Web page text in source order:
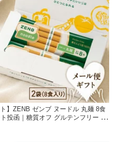
】ZENB ゼンブ ヌードル 丸麺 8食
投函｜糖質オフ グルテンフリー 小
ト 誕生日 プレゼント 内祝い 出産
定 ソーシャルギフト